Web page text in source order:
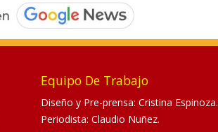
Equipo De Trabajo
Diseño y Pre-prensa: Cristina Espinoza.
Periodista: Claudio Nuñez.